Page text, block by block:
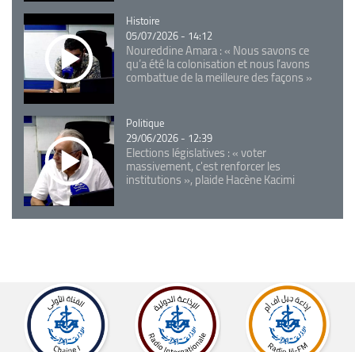
Catégorie
Histoire
05/07/2026 - 14:12
Noureddine Amara : « Nous savons ce
qu’a été la colonisation et nous l’avons
combattue de la meilleure des façons »
Catégorie
Politique
29/06/2026 - 12:39
Elections législatives : « voter
massivement, c'est renforcer les
institutions », plaide Hacène Kacimi